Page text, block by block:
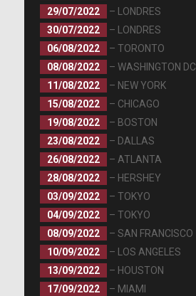
29/07/2022
– LONDRES
30/07/2022
– LONDRES
06/08/2022
– TORONTO
08/08/2022
– WASHINGTON DC
11/08/2022
– NEW YORK
15/08/2022
– CHICAGO
19/08/2022
– BOSTON
23/08/2022
– DALLAS
26/08/2022
– ATLANTA
28/08/2022
– HERSHEY
03/09/2022
– TOKYO
04/09/2022
– TOKYO
08/09/2022
– SAN FRANCISCO
10/09/2022
– LOS ANGELES
13/09/2022
– HOUSTON
17/09/2022
– MIAMI